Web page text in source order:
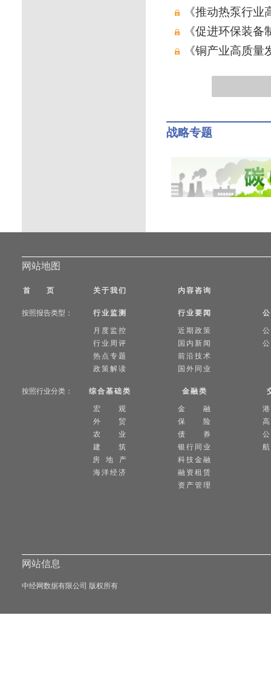
《推动热泵行
《促进环保装
《铜产业高质
战略专题
网站地图
首 页 关于我们 内容咨询
按照报告类型： 行业监测
月度监控
行业周评
热点专题
政策解读
行业要闻
近期政策
国内新闻
前沿技术
国外同业
按照行业分类： 综合基础类
宏 观
外 贸
农 业
建 筑
房 地 产
海洋经济
金融类
金 融
保 险
债 券
银行同业
科技金融
融资租赁
资产管理
网站信息
中经网数据有限公司 版权所有